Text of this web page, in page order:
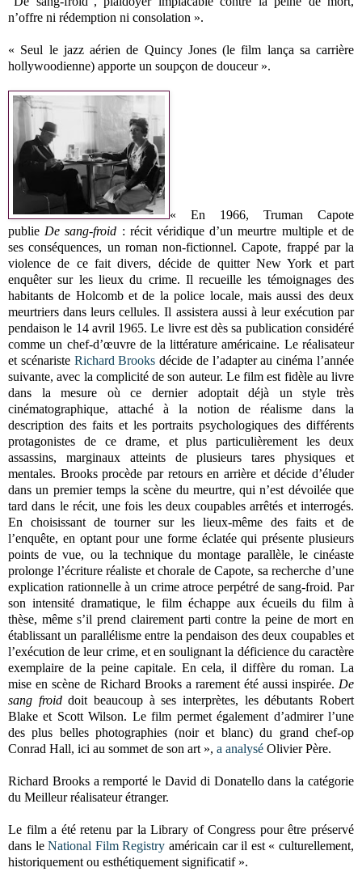
n’offre ni rédemption ni consolation ».
« Seul le jazz aérien de Quincy Jones (le film lança sa carrière
hollywoodienne) apporte un soupçon de douceur ».
« En 1966, Truman Capote
publie De sang-froid : récit véridique d’un meurtre multiple et de
ses conséquences, un roman non-fictionnel. Capote, frappé par la
violence de ce fait divers, décide de quitter New York et part
enquêter sur les lieux du crime. Il recueille les témoignages des
habitants de Holcomb et de la police locale, mais aussi des deux
meurtriers dans leurs cellules. Il assistera aussi à leur exécution par
pendaison le 14 avril 1965. Le livre est dès sa publication considéré
comme un chef-d’œuvre de la littérature américaine. Le réalisateur
et scénariste Richard Brooks décide de l’adapter au cinéma l’année
suivante, avec la complicité de son auteur. Le film est fidèle au livre
dans la mesure où ce dernier adoptait déjà un style très
cinématographique, attaché à la notion de réalisme dans la
description des faits et les portraits psychologiques des différents
protagonistes de ce drame, et plus particulièrement les deux
assassins, marginaux atteints de plusieurs tares physiques et
mentales. Brooks procède par retours en arrière et décide d’éluder
dans un premier temps la scène du meurtre, qui n’est dévoilée que
tard dans le récit, une fois les deux coupables arrêtés et interrogés.
En choisissant de tourner sur les lieux-même des faits et de
l’enquête, en optant pour une forme éclatée qui présente plusieurs
points de vue, ou la technique du montage parallèle, le cinéaste
prolonge l’écriture réaliste et chorale de Capote, sa recherche d’une
explication rationnelle à un crime atroce perpétré de sang-froid. Par
son intensité dramatique, le film échappe aux écueils du film à
thèse, même s’il prend clairement parti contre la peine de mort en
établissant un parallélisme entre la pendaison des deux coupables et
l’exécution de leur crime, et en soulignant la déficience du caractère
exemplaire de la peine capitale. En cela, il diffère du roman. La
mise en scène de Richard Brooks a rarement été aussi inspirée. De
sang froiddoit beaucoup à ses interprètes, les débutants Robert
Blake et Scott Wilson. Le film permet également d’admirer l’une
des plus belles photographies (noir et blanc) du grand chef-op
Conrad Hall, ici au sommet de son art », a analysé Olivier Père.
Richard Brooks a remporté le David di Donatello dans la catégorie
du Meilleur réalisateur étranger.
Le film a été retenu par la Library of Congress pour être préservé
dans leNational Film Registry américain car il est « culturellement,
historiquement ou esthétiquement significatif ».